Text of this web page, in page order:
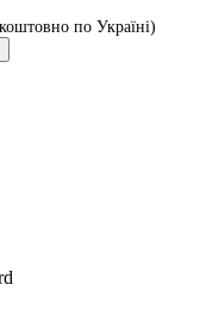
по Україні)